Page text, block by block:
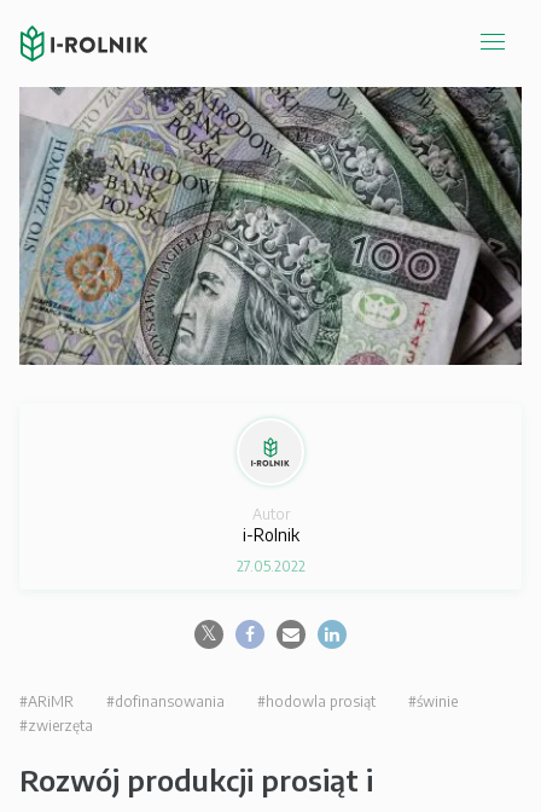
Autor
i-Rolnik
27.05.2022
#ARiMR #dofinansowania #hodowla prosiąt
#świnie
#zwierzęta
Rozwój produkcji prosiąt i